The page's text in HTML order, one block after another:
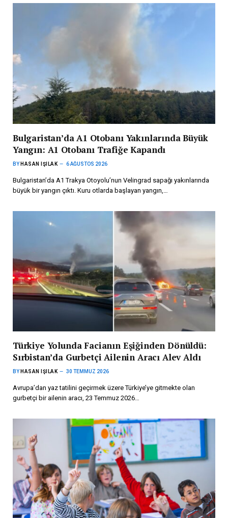
Bulgaristan’da A1 Otobanı Yakınlarında Büyük
Yangın: A1 Otobanı Trafiğe Kapandı
BY HASAN IŞILAK 6 AĞUSTOS 2026
Bulgaristan’da A1 Trakya Otoyolu’nun Velingrad sapağı yakınlarında
büyük bir yangın çıktı. Kuru otlarda başlayan yangın,…
Türkiye Yolunda Facianın Eşiğinden Dönüldü:
Sırbistan’da Gurbetçi Ailenin Aracı Alev Aldı
BY HASAN IŞILAK 30 TEMMUZ 2026
Avrupa’dan yaz tatilini geçirmek üzere Türkiye’ye gitmekte olan
gurbetçi bir ailenin aracı, 23 Temmuz 2026…